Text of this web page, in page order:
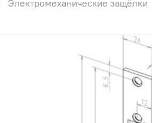
Электромеханические защёлки